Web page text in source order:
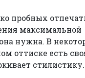
пробных
максимальной
нужна. В
оттиске есть
стилистику.